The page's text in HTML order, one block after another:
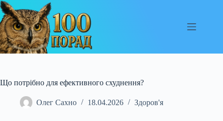
Перейти
до
вмісту
Що потрібно для ефективного схуднення?
Олег Сахно 18.04.2026 Здоров'я